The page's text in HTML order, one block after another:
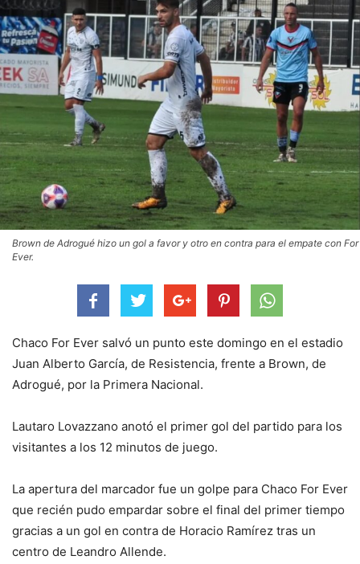
Brown de Adrogué hizo un gol a favor y otro en contra para el empate con For
Ever.
Chaco For Ever salvó un punto este domingo en el estadio
Juan Alberto García, de Resistencia, frente a Brown, de
Adrogué, por la Primera Nacional.
Lautaro Lovazzano anotó el primer gol del partido para los
visitantes a los 12 minutos de juego.
La apertura del marcador fue un golpe para Chaco For Ever
que recién pudo empardar sobre el final del primer tiempo
gracias a un gol en contra de Horacio Ramírez tras un
centro de Leandro Allende.